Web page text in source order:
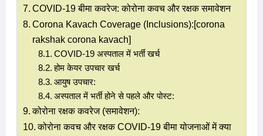
COVID-19 बीमा कवरेज: कोरोना कवच और रक्षक समावेशन
Corona Kavach Coverage (Inclusions):[corona
rakshak corona kavach]
COVID-19 अस्पताल में भर्ती खर्च
होम केयर उपचार खर्च
आयुष उपचार:
अस्पताल में भर्ती होने से पहले और पोस्ट:
कोरोना रक्षक कवरेज (समावेशन):
कोरोना कवच और रक्षक COVID-19 बीमा योजनाओं में क्या